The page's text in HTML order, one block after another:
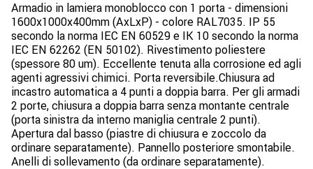
Armadio in lamiera monoblocco con 1 porta - dimensioni
1600x1000x400mm (AxLxP) - colore RAL7035. IP 55
secondo la norma IEC EN 60529 e IK 10 secondo la norma
IEC EN 62262 (EN 50102). Rivestimento poliestere
(spessore 80 um). Eccellente tenuta alla corrosione ed agli
agenti agressivi chimici. Porta reversibile.Chiusura ad
incastro automatica a 4 punti a doppia barra. Per gli armadi
2 porte, chiusura a doppia barra senza montante centrale
(porta sinistra da interno maniglia centrale 2 punti).
Apertura dal basso (piastre di chiusura e zoccolo da
ordinare separatamente). Pannello posteriore smontabile.
Anelli di sollevamento (da ordinare separatamente).